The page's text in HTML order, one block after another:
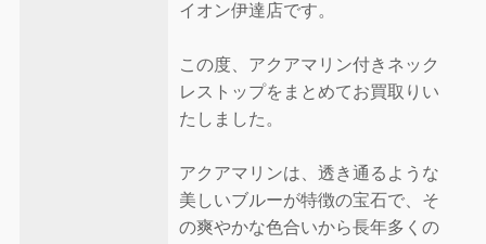
イオン伊達店です。
この度、アクアマリン付きネック
レストップをまとめてお買取りい
たしました。
アクアマリンは、透き通るような
美しいブルーが特徴の宝石で、そ
の爽やかな色合いから長年多くの